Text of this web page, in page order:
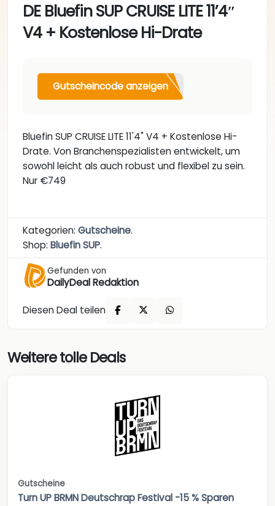
DE Bluefin SUP CRUISE LITE 11’4″
V4 + Kostenlose Hi-Drate
Gutscheincode anzeigen
Bluefin SUP CRUISE LITE 11'4" V4 + Kostenlose Hi-
Drate. Von Branchenspezialisten entwickelt, um
sowohl leicht als auch robust und flexibel zu sein.
Nur €749
Kategorien: Gutscheine.
Shop: Bluefin SUP.
Gefunden von
DailyDeal Redaktion
Diesen Deal teilen
Weitere tolle Deals
Gutscheine
Turn UP BRMN Deutschrap Festival -15 % Sparen